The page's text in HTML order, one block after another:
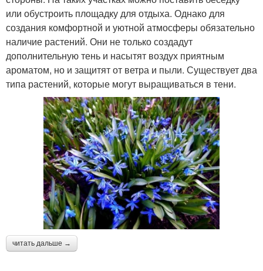
или обустроить площадку для отдыха. Однако для
создания комфортной и уютной атмосферы обязательно
наличие растений. Они не только создадут
дополнительную тень и насытят воздух приятным
ароматом, но и защитят от ветра и пыли. Существует два
типа растений, которые могут выращиваться в тени.
читать дальше →